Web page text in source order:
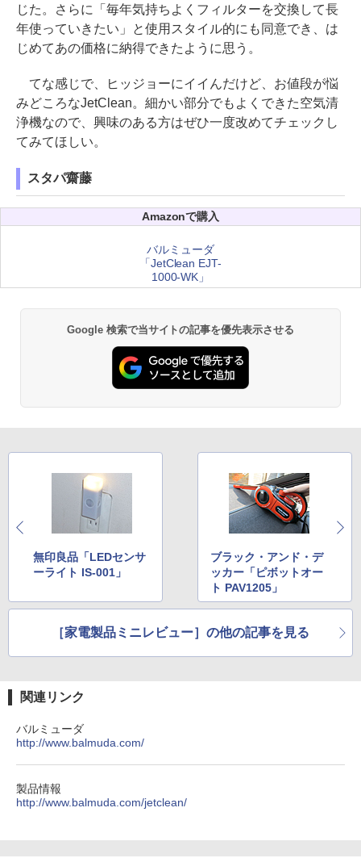
じた。さらに「毎年気持ちよくフィルターを交換して長
年使っていきたい」と使用スタイル的にも同意でき、は
じめてあの価格に納得できたように思う。
てな感じで、ヒッジョーにイイんだけど、お値段が悩
みどころなJetClean。細かい部分でもよくできた空気清
浄機なので、興味のある方はぜひ一度改めてチェックし
てみてほしい。
スタパ齋藤
Amazonで購入
バルミューダ
「JetClean EJT-
1000-WK」
Google 検索で当サイトの記事を優先表示させる
無印良品「LEDセンサ
ーライト IS‐001」
ブラック・アンド・デ
ッカー「ピボットオー
ト PAV1205」
［家電製品ミニレビュー］の他の記事を見る
関連リンク
バルミューダ
http://www.balmuda.com/
製品情報
http://www.balmuda.com/jetclean/